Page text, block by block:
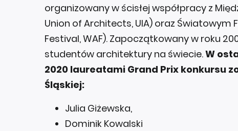
organizowany w ścisłej współpracy z
Union of Architects, UIA) oraz
Festival, WAF). Zapoczątkowany w roku
studentów architektury na świecie.W
2020 laureatami Grand Prix konkursu
Śląskiej:
Julia Giżewska,
Dominik Kowalski